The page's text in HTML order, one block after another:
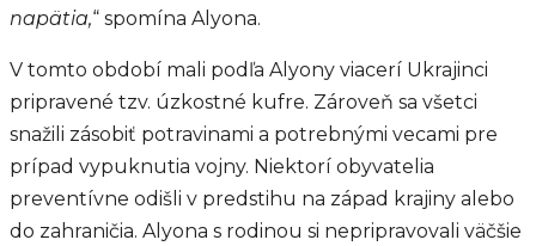
napätia,“ spomína Alyona.
V tomto období mali podľa Alyony viacerí Ukrajinci
pripravené tzv. úzkostné kufre. Zároveň sa všetci
snažili zásobiť potravinami a potrebnými vecami pre
prípad vypuknutia vojny. Niektorí obyvatelia
preventívne odišli v predstihu na západ krajiny alebo
do zahraničia. Alyona s rodinou si nepripravovali väčšie